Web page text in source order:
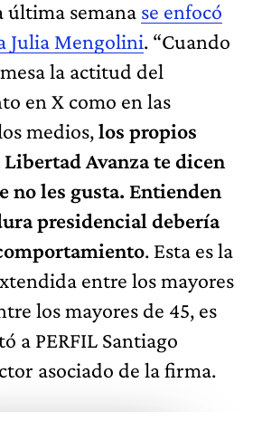
última semana se enfocó
Julia Mengolini. “Cuando
la actitud del
en X como en las
medios,los propios
Avanza te dicen
no les gusta. Entienden
presidencial debería
. Esta es la
entre los mayores
los mayores de 45, es
a PERFIL Santiago
asociado de la firma.